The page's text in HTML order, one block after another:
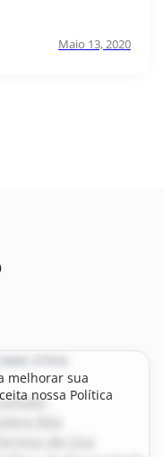
Maio 13, 2020
LINKS ÚTEIS
Termos de Uso
melhorar sua
nossa Política